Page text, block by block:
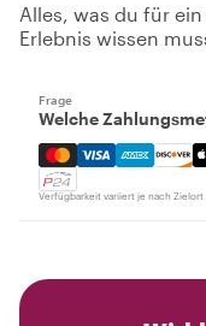
Alles, was du für
Erlebnis wissen
Frage
Welche
Mastercard, Visa,
Verfügbarkeit variiert je nach Zielort